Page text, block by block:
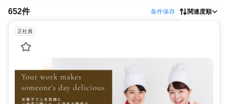
652件 条件保存 関連度順
正社員